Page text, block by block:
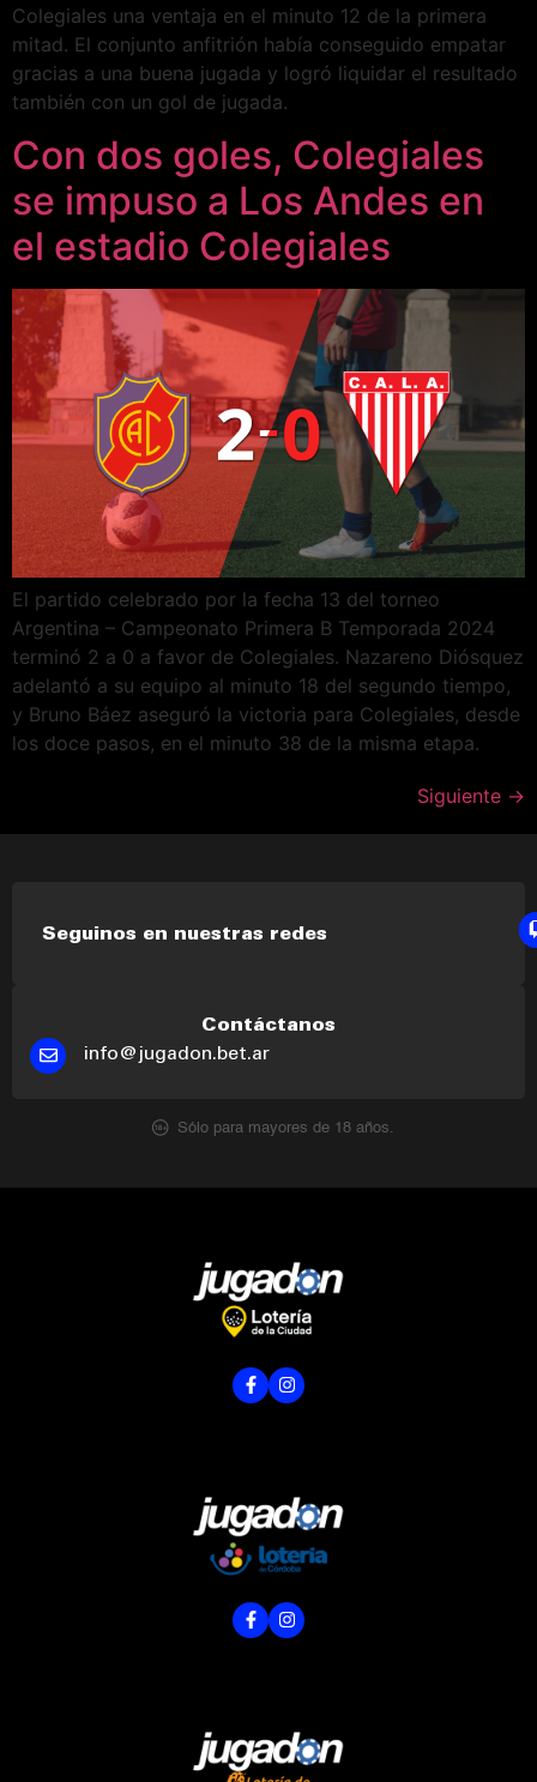
Colegiales una ventaja en el minuto 12 de la primera
mitad. El conjunto anfitrión había conseguido empatar
gracias a una buena jugada y logró liquidar el resultado
también con un gol de jugada.
Con dos goles, Colegiales
se impuso a Los Andes en
el estadio Colegiales
El partido celebrado por la fecha 13 del torneo
Argentina – Campeonato Primera B Temporada 2024
terminó 2 a 0 a favor de Colegiales. Nazareno Diósquez
adelantó a su equipo al minuto 18 del segundo tiempo,
y Bruno Báez aseguró la victoria para Colegiales, desde
los doce pasos, en el minuto 38 de la misma etapa.
Siguiente →
Seguinos en nuestras redes
Contáctanos
info@jugadon.bet.ar
Sólo para mayores de 18 años.